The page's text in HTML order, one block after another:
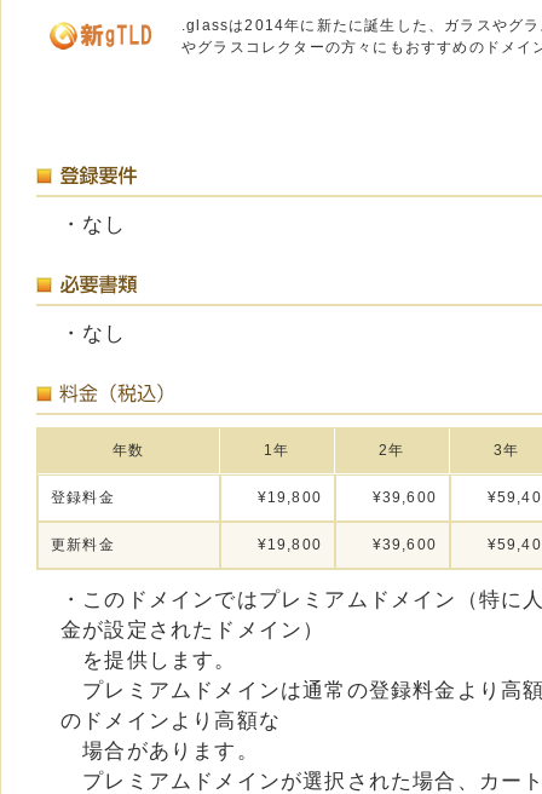
.glassは2014年に新たに誕生した、ガラスやグ
やグラスコレクターの方々にもおすすめのドメイ
・なし
・なし
年数 1年 2年 3年
登録料金 ¥19,800 ¥39,600
更新料金 ¥19,800 ¥39,600
・このドメインではプレミアムドメイン（特に
金が設定されたドメイン）
を提供します。
プレミアムドメインは通常の登録料金より高
のドメインより高額な
場合があります。
プレミアムドメインが選択された場合、カー